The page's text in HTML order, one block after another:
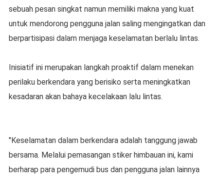
sebuah pesan singkat namun memiliki makna yang kuat
untuk mendorong pengguna jalan saling mengingatkan dan
berpartisipasi dalam menjaga keselamatan berlalu lintas.
Inisiatif ini merupakan langkah proaktif dalam menekan
perilaku berkendara yang berisiko serta meningkatkan
kesadaran akan bahaya kecelakaan lalu lintas.
"Keselamatan dalam berkendara adalah tanggung jawab
bersama. Melalui pemasangan stiker himbauan ini, kami
berharap para pengemudi bus dan pengguna jalan lainnya